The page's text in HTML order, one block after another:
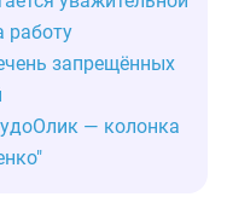
работу
запрещённых
— колонка